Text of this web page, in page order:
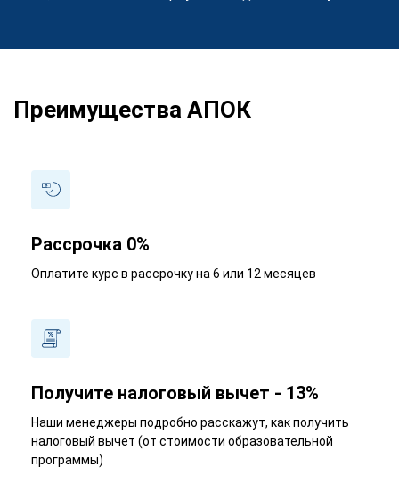
Преимущества АПОК
Рассрочка 0%
Оплатите курс в рассрочку на 6 или 12 месяцев
Получите налоговый вычет - 13%
Наши менеджеры подробно расскажут, как получить
налоговый вычет (от стоимости образовательной
программы)